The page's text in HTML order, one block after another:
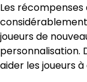
Les
joueurs de
personnalisation.
aider les joueurs